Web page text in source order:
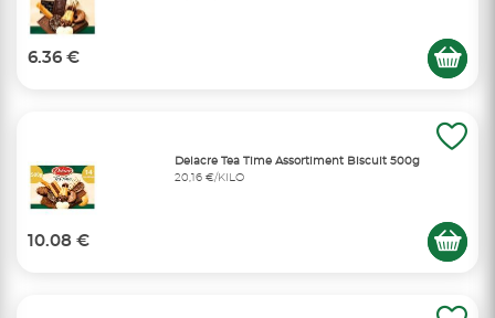
6.36 €
Delacre Tea Time Assortiment Biscuit 500g
20,16 €/KILO
10.08 €